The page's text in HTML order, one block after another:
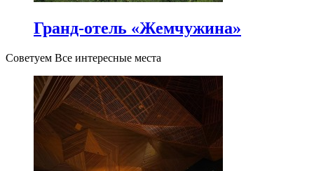
Гранд-отель «Жемчужина»
Советуем Все интересные места